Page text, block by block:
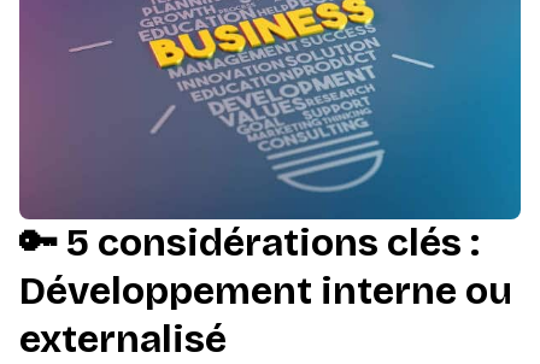
🔑 5 considérations clés :
Développement interne ou
externalisé